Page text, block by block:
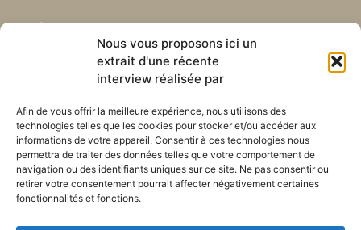
Nous vous proposons ici un
extrait d'une récente
interview réalisée par
Afin de vous offrir la meilleure expérience, nous utilisons des
technologies telles que les cookies pour stocker et/ou accéder aux
informations de votre appareil. Consentir à ces technologies nous
permettra de traiter des données telles que votre comportement de
navigation ou des identifiants uniques sur ce site. Ne pas consentir ou
retirer votre consentement pourrait affecter négativement certaines
fonctionnalités et fonctions.
Abonnez-vous à notre
newsletter mensuelle
Recevez les dernières nouvelles
nos ministères à travers le monde.
S'ABONNER
Liens utiles
Envoyez-nous votre
Plan du site